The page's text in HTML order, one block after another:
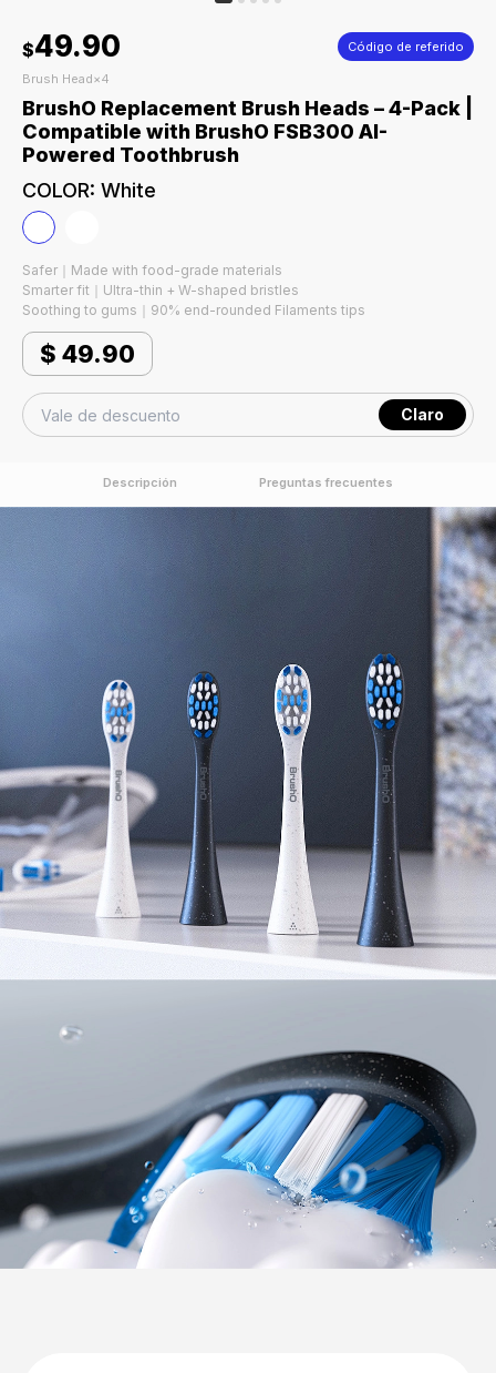
$49.90 Código de referido
Brush Head×4
BrushO Replacement Brush Heads – 4-Pack |
Compatible with BrushO FSB300 AI-
Powered Toothbrush
COLOR: White
Safer｜Made with food-grade materials
Smarter fit｜Ultra-thin + W-shaped bristles
Soothing to gums｜90% end-rounded Filaments tips
$ 49.90
Claro
Descripción Preguntas frecuentes